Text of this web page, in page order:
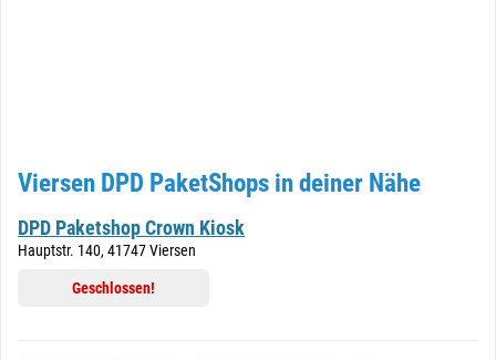
Viersen DPD PaketShops in deiner Nähe
DPD Paketshop Crown Kiosk
Hauptstr. 140, 41747 Viersen
Geschlossen!